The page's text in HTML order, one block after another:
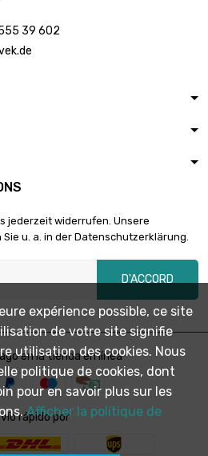
39 602
jederzeit widerrufen. Unsere
u. a. in der Datenschutzerklärung.
D'ACCORD
en la tienda en línea
rápido por
expérience possible, ce site
de votre site signifie
utilisation des cookies. Nous
politique de cookies, dont
pour en savoir plus sur les
Afficher la politique de